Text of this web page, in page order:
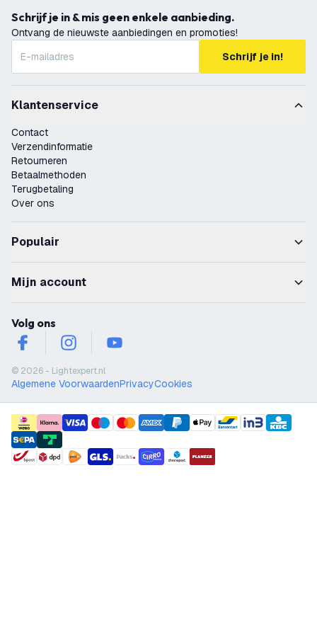
Schrijf je in & mis geen enkele aanbieding.
Ontvang de nieuwste aanbiedingen en promoties!
Schrijf je in!
Klantenservice
Contact
Verzendinformatie
Retourneren
Betaalmethoden
Terugbetaling
Over ons
Populair
Mijn account
Volg ons
facebookinstagramyoutube
© 2026 - Lightexpert.nl
Algemene VoorwaardenPrivacyCookies
payment methods
shipment methods